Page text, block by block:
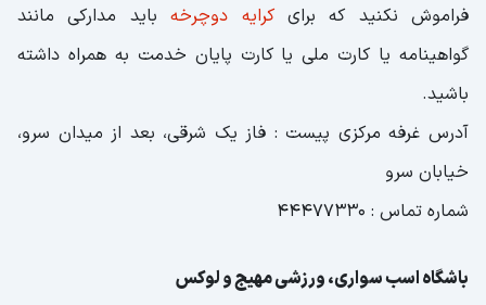
فراموش نکنید که برایکرایه دوچرخهباید مدارکی مانند
گواهینامه یا کارت ملی یا کارت پایان خدمت به همراه داشته
باشید.
آدرس غرفه مرکزی پیست : فاز یک شرقی، بعد از میدان سرو،
خیابان سرو
شماره تماس : 44477330
باشگاه اسب سواری، ورزشی مهیج و لوکس